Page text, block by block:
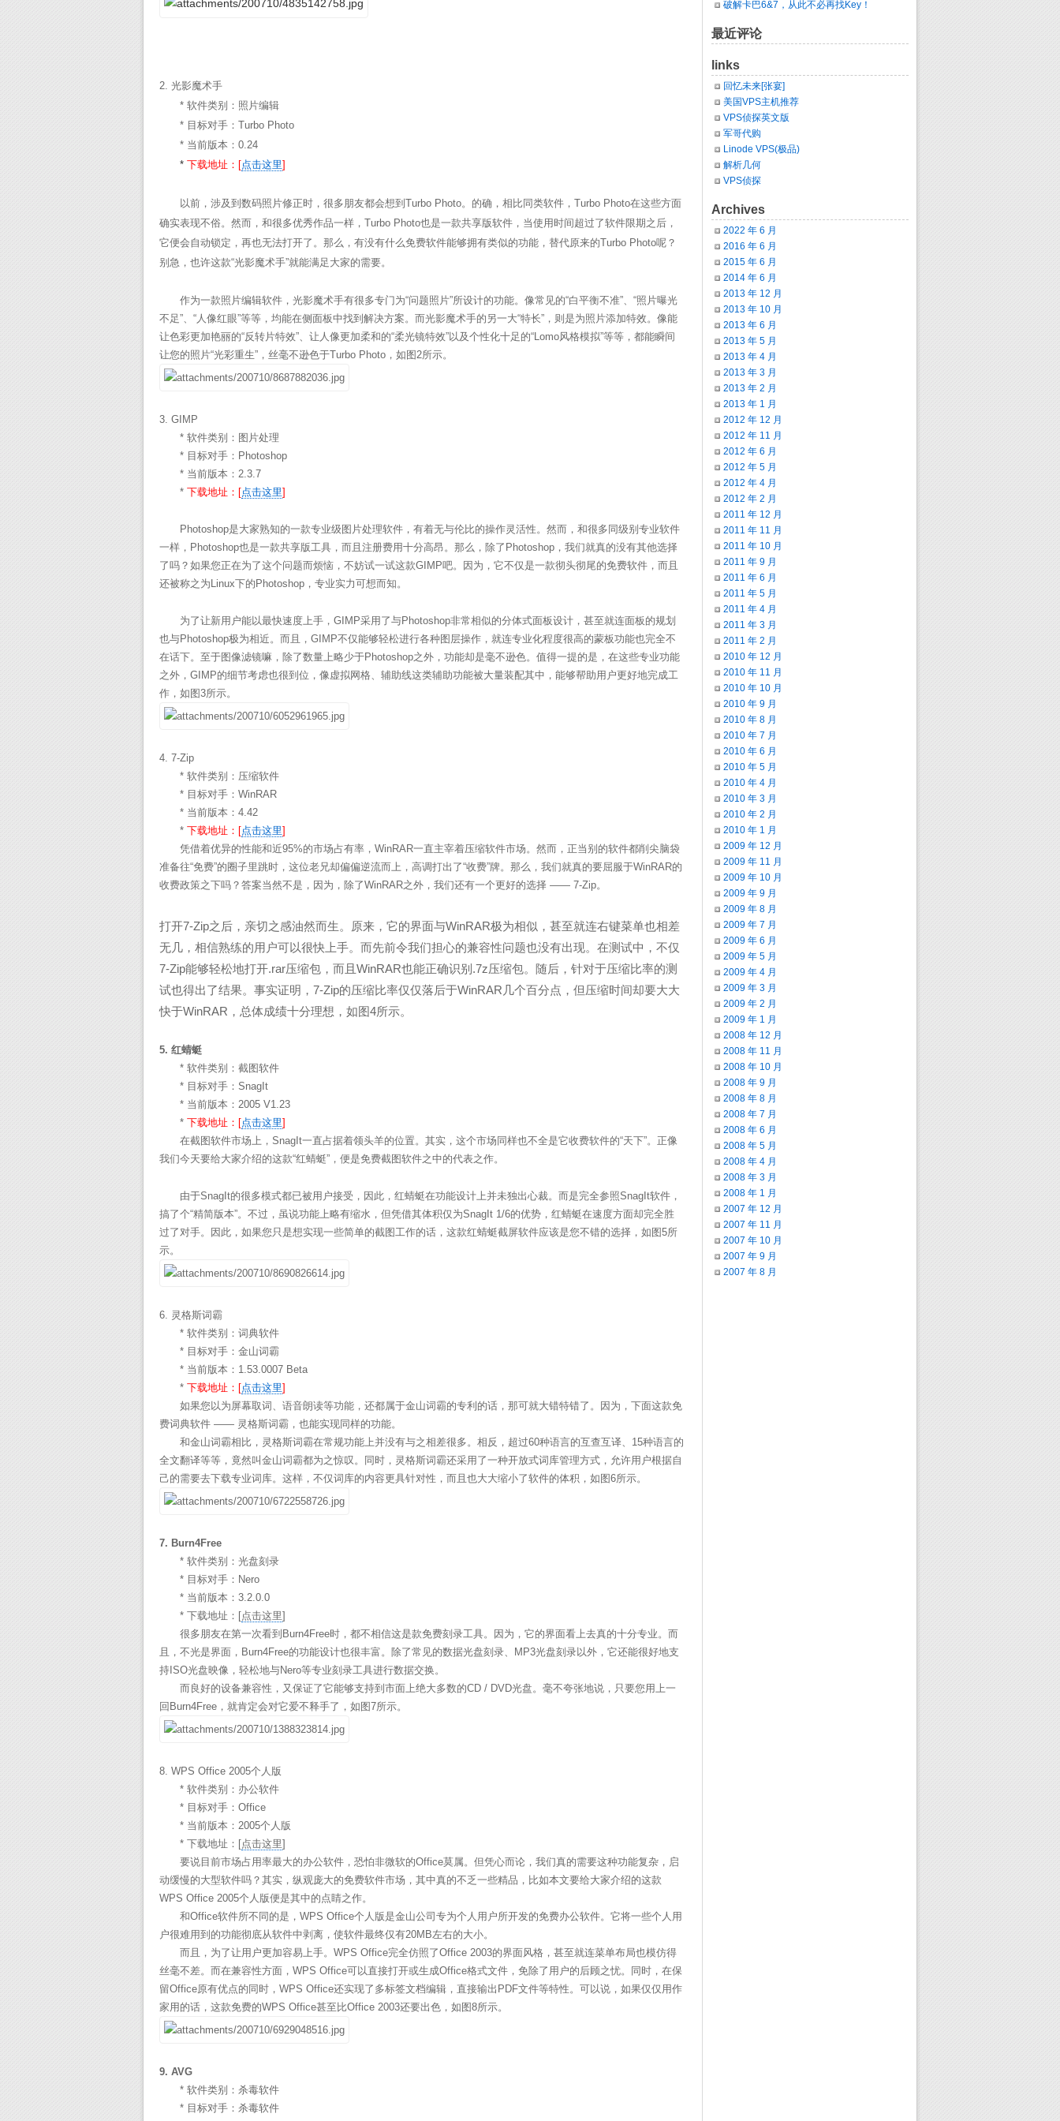
2. 光影魔术手
* 软件类别：照片编辑
* 目标对手：Turbo Photo
* 当前版本：0.24
* 下载地址：[点击这里]
以前，涉及到数码照片修正时，很多朋友都会想到Turbo Photo。的确，相比同类软件，Turbo Photo在这些方面
确实表现不俗。然而，和很多优秀作品一样，Turbo Photo也是一款共享版软件，当使用时间超过了软件限期之后，
它便会自动锁定，再也无法打开了。那么，有没有什么免费软件能够拥有类似的功能，替代原来的Turbo Photo呢？
别急，也许这款“光影魔术手”就能满足大家的需要。
作为一款照片编辑软件，光影魔术手有很多专门为“问题照片”所设计的功能。像常见的“白平衡不准”、“照片曝光
不足”、“人像红眼”等等，均能在侧面板中找到解决方案。而光影魔术手的另一大“特长”，则是为照片添加特效。像能
让色彩更加艳丽的“反转片特效”、让人像更加柔和的“柔光镜特效”以及个性化十足的“Lomo风格模拟”等等，都能瞬间
让您的照片“光彩重生”，丝毫不逊色于Turbo Photo，如图2所示。
3. GIMP
* 软件类别：图片处理
* 目标对手：Photoshop
* 当前版本：2.3.7
* 下载地址：[点击这里]
Photoshop是大家熟知的一款专业级图片处理软件，有着无与伦比的操作灵活性。然而，和很多同级别专业软件
一样，Photoshop也是一款共享版工具，而且注册费用十分高昂。那么，除了Photoshop，我们就真的没有其他选择
了吗？如果您正在为了这个问题而烦恼，不妨试一试这款GIMP吧。因为，它不仅是一款彻头彻尾的免费软件，而且
还被称之为Linux下的Photoshop，专业实力可想而知。
为了让新用户能以最快速度上手，GIMP采用了与Photoshop非常相似的分体式面板设计，甚至就连面板的规划
也与Photoshop极为相近。而且，GIMP不仅能够轻松进行各种图层操作，就连专业化程度很高的蒙板功能也完全不
在话下。至于图像滤镜嘛，除了数量上略少于Photoshop之外，功能却是毫不逊色。值得一提的是，在这些专业功能
之外，GIMP的细节考虑也很到位，像虚拟网格、辅助线这类辅助功能被大量装配其中，能够帮助用户更好地完成工
作，如图3所示。
4. 7-Zip
* 软件类别：压缩软件
* 目标对手：WinRAR
* 当前版本：4.42
* 下载地址：[点击这里]
凭借着优异的性能和近95%的市场占有率，WinRAR一直主宰着压缩软件市场。然而，正当别的软件都削尖脑袋
准备往“免费”的圈子里跳时，这位老兄却偏偏逆流而上，高调打出了“收费”牌。那么，我们就真的要屈服于WinRAR的
收费政策之下吗？答案当然不是，因为，除了WinRAR之外，我们还有一个更好的选择 —— 7-Zip。
打开7-Zip之后，亲切之感油然而生。原来，它的界面与WinRAR极为相似，甚至就连右键菜单也相差
无几，相信熟练的用户可以很快上手。而先前令我们担心的兼容性问题也没有出现。在测试中，不仅
7-Zip能够轻松地打开.rar压缩包，而且WinRAR也能正确识别.7z压缩包。随后，针对于压缩比率的测
试也得出了结果。事实证明，7-Zip的压缩比率仅仅落后于WinRAR几个百分点，但压缩时间却要大大
快于WinRAR，总体成绩十分理想，如图4所示。
5. 红蜻蜓
* 软件类别：截图软件
* 目标对手：SnagIt
* 当前版本：2005 V1.23
* 下载地址：[点击这里]
在截图软件市场上，SnagIt一直占据着领头羊的位置。其实，这个市场同样也不全是它收费软件的“天下”。正像
我们今天要给大家介绍的这款“红蜻蜓”，便是免费截图软件之中的代表之作。
由于SnagIt的很多模式都已被用户接受，因此，红蜻蜓在功能设计上并未独出心裁。而是完全参照SnagIt软件，
搞了个“精简版本”。不过，虽说功能上略有缩水，但凭借其体积仅为SnagIt 1/6的优势，红蜻蜓在速度方面却完全胜
过了对手。因此，如果您只是想实现一些简单的截图工作的话，这款红蜻蜓截屏软件应该是您不错的选择，如图5所
示。
6. 灵格斯词霸
* 软件类别：词典软件
* 目标对手：金山词霸
* 当前版本：1.53.0007 Beta
* 下载地址：[点击这里]
如果您以为屏幕取词、语音朗读等功能，还都属于金山词霸的专利的话，那可就大错特错了。因为，下面这款免
费词典软件 —— 灵格斯词霸，也能实现同样的功能。
和金山词霸相比，灵格斯词霸在常规功能上并没有与之相差很多。相反，超过60种语言的互查互译、15种语言的
全文翻译等等，竟然叫金山词霸都为之惊叹。同时，灵格斯词霸还采用了一种开放式词库管理方式，允许用户根据自
己的需要去下载专业词库。这样，不仅词库的内容更具针对性，而且也大大缩小了软件的体积，如图6所示。
7. Burn4Free
* 软件类别：光盘刻录
* 目标对手：Nero
* 当前版本：3.2.0.0
* 下载地址：[点击这里]
很多朋友在第一次看到Burn4Free时，都不相信这是款免费刻录工具。因为，它的界面看上去真的十分专业。而
且，不光是界面，Burn4Free的功能设计也很丰富。除了常见的数据光盘刻录、MP3光盘刻录以外，它还能很好地支
持ISO光盘映像，轻松地与Nero等专业刻录工具进行数据交换。
而良好的设备兼容性，又保证了它能够支持到市面上绝大多数的CD / DVD光盘。毫不夸张地说，只要您用上一
回Burn4Free，就肯定会对它爱不释手了，如图7所示。
8. WPS Office 2005个人版
* 软件类别：办公软件
* 目标对手：Office
* 当前版本：2005个人版
* 下载地址： [点击这里]
要说目前市场占用率最大的办公软件，恐怕非微软的Office莫属。但凭心而论，我们真的需要这种功能复杂，启
动缓慢的大型软件吗？其实，纵观庞大的免费软件市场，其中真的不乏一些精品，比如本文要给大家介绍的这款
WPS Office 2005个人版便是其中的点睛之作。
和Office软件所不同的是，WPS Office个人版是金山公司专为个人用户所开发的免费办公软件。它将一些个人用
户很难用到的功能彻底从软件中剥离，使软件最终仅有20MB左右的大小。
而且，为了让用户更加容易上手。WPS Office完全仿照了Office 2003的界面风格，甚至就连菜单布局也模仿得
丝毫不差。而在兼容性方面，WPS Office可以直接打开或生成Office格式文件，免除了用户的后顾之忧。同时，在保
留Office原有优点的同时，WPS Office还实现了多标签文档编辑，直接输出PDF文件等特性。可以说，如果仅仅用作
家用的话，这款免费的WPS Office甚至比Office 2003还要出色，如图8所示。
9. AVG
* 软件类别：杀毒软件
* 目标对手：杀毒软件
破解卡巴6&7，从此不必再找Key！
最近评论
links
回忆未来[张宴]
美国VPS主机推荐
VPS侦探英文版
军哥代购
Linode VPS(极品)
解析几何
VPS侦探
Archives
2022 年 6 月
2016 年 6 月
2015 年 6 月
2014 年 6 月
2013 年 12 月
2013 年 10 月
2013 年 6 月
2013 年 5 月
2013 年 4 月
2013 年 3 月
2013 年 2 月
2013 年 1 月
2012 年 12 月
2012 年 11 月
2012 年 6 月
2012 年 5 月
2012 年 4 月
2012 年 2 月
2011 年 12 月
2011 年 11 月
2011 年 10 月
2011 年 9 月
2011 年 6 月
2011 年 5 月
2011 年 4 月
2011 年 3 月
2011 年 2 月
2010 年 12 月
2010 年 11 月
2010 年 10 月
2010 年 9 月
2010 年 8 月
2010 年 7 月
2010 年 6 月
2010 年 5 月
2010 年 4 月
2010 年 3 月
2010 年 2 月
2010 年 1 月
2009 年 12 月
2009 年 11 月
2009 年 10 月
2009 年 9 月
2009 年 8 月
2009 年 7 月
2009 年 6 月
2009 年 5 月
2009 年 4 月
2009 年 3 月
2009 年 2 月
2009 年 1 月
2008 年 12 月
2008 年 11 月
2008 年 10 月
2008 年 9 月
2008 年 8 月
2008 年 7 月
2008 年 6 月
2008 年 5 月
2008 年 4 月
2008 年 3 月
2008 年 1 月
2007 年 12 月
2007 年 11 月
2007 年 10 月
2007 年 9 月
2007 年 8 月